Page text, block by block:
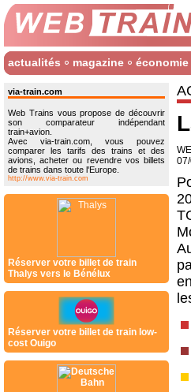
actualités magazine économie
via-train.com
Web Trains vous propose de découvrir
son comparateur indépendant
train+avion.
Avec via-train.com, vous pouvez
comparer les tarifs des trains et des
avions, acheter ou revendre vos billets
de trains dans toute l'Europe.
http://www.via-train.com
Réserver votre billet de train
Thalys vers le Bénélux
Réserver votre billet de train low-
cost Ouigo